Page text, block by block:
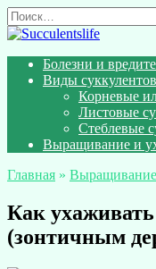
Перейти
к
Search
for:
Болезни и
Виды суккулентов
Корневые
Листовые
Стеблевые
Выращивание и
Главная »
Как
(зонтичным